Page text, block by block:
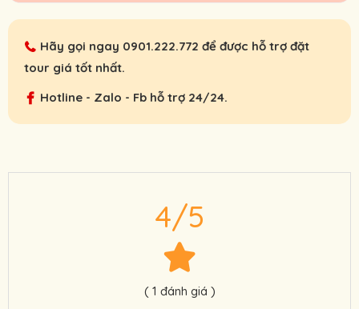
Hãy gọi ngay 0901.222.772 để được hỗ trợ đặt
tour giá tốt nhất.
Hotline - Zalo - Fb hỗ trợ 24/24.
4/5
( 1 đánh giá )